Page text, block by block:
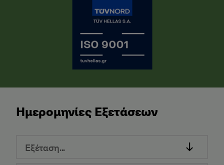
Ημερομηνίες Εξετάσεων
Εξέταση...